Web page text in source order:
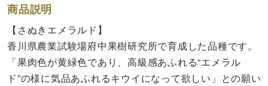
商品説明
【さぬきエメラルド】
香川県農業試験場府中果樹研究所で育成した品種です。
「果肉色が黄緑色であり、高級感あふれる“エメラル
ド”の様に気品あふれるキウイになって欲しい」との願い